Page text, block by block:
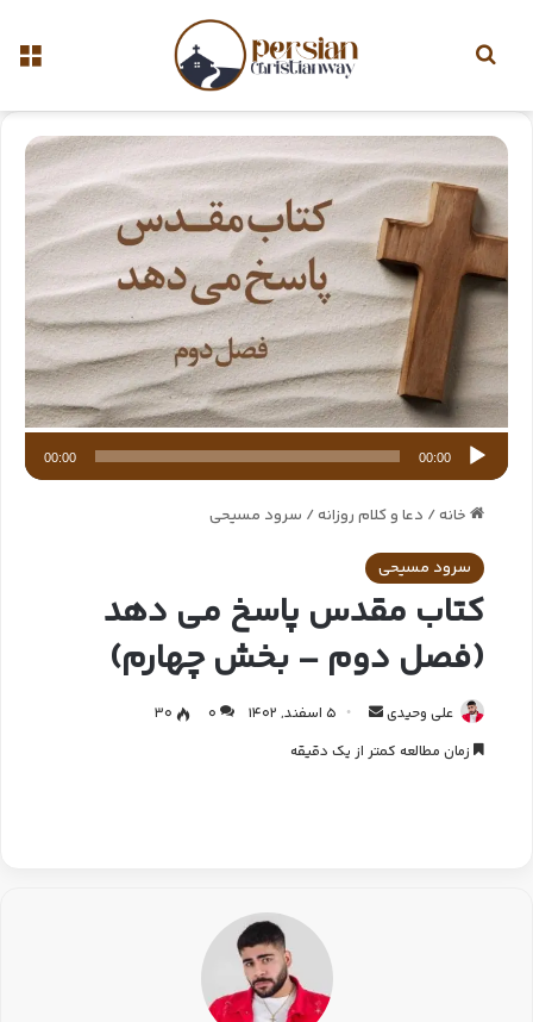
00:00
00:00
خانه/ دعا و کلام روزانه/ سرود مسیحی
سرود مسیحی
کتاب مقدس پاسخ می دهد
(فصل دوم – بخش چهارم)
علی وحیدی 5 اسفند, 1402 0
30
زمان مطالعه کمتر از یک دقیقه